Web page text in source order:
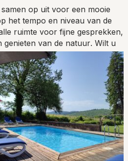
op uit voor een mooie
het tempo en niveau van de
ruimte voor fijne gesprekken,
genieten van de natuur. Wilt u